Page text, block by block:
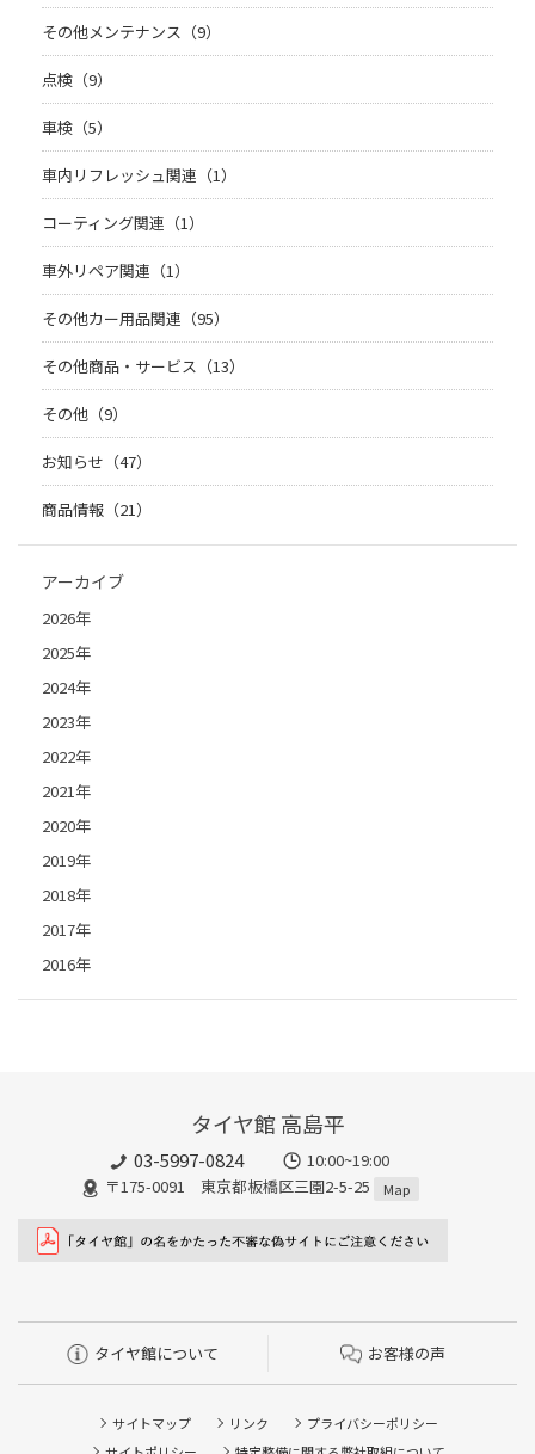
その他メンテナンス（9）
点検（9）
車検（5）
車内リフレッシュ関連（1）
コーティング関連（1）
車外リペア関連（1）
その他カー用品関連（95）
その他商品・サービス（13）
その他（9）
お知らせ（47）
商品情報（21）
アーカイブ
2026年
2025年
2024年
2023年
2022年
2021年
2020年
2019年
2018年
2017年
2016年
タイヤ館 高島平
03-5997-0824
10:00~19:00
〒175-0091 東京都板橋区三園2-5-25
Map
タイヤ館について お客様の声
サイトマップ リンク
プライバシーポリシー